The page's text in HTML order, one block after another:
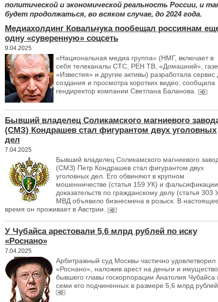
политической и экономической реальность России, и
будет продолжаться, во всяком случае, до 2024 года.
Медиахолдинг Ковальчука пообещал россиянам
одну «суверенную» соцсеть
9.04.2025
«Национальная медиа группа» (НМГ, включает в
себя телеканалы СТС, РЕН ТВ, «Домашний»,
«Известия» и другие активы) разработала сервис
создания и просмотра коротких видео, сообщила
гендиректор компании Светлана Баланова.
Бывший владелец Соликамского магниевого
(СМЗ) Кондрашев стал фигурантом двух уголовных
дел
7.04.2025
Бывший владелец Соликамского магниевого
(СМЗ) Петр Кондрашев стал фигурантом двух
уголовных дел. Его обвиняют в крупном
мошенничестве (статья 159 УК) и фальсификации
доказательств по гражданскому делу (статья 303
МВД объявило бизнесмена в розыск. В
время он проживает в Австрии.
У Чубайса арестовали 5,6 млрд рублей по иску
«Роснано»
7.04.2025
Арбитражный суд Москвы частично удовлетворил
«Роснано», наложив арест на деньги и имущество
бывшего главы госкорпорации Анатолия Чубайса
семи его подчиненных в размере 5,6 млрд